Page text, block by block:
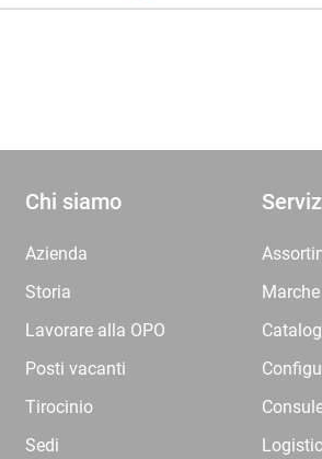
Chi siamo
Azienda
Storia
Lavorare alla OPO
Posti vacanti
Tirocinio
Sedi
Marche